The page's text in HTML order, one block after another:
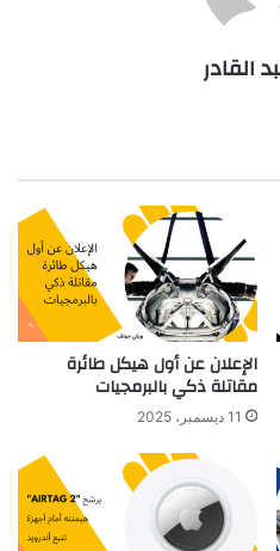
القادر
الإعلان عن أول هيكل طائرة
مقاتلة ذكي بالبرمجيات
11 ديسمبر، 2025